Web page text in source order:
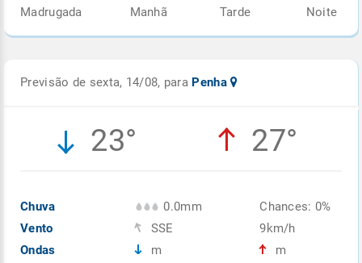
Madrugada Manhã Tarde Noite
Previsão de sexta, 14/08, para Penha
23° 27°
Chuva
Vento
Ondas
0.0mm
SSE
m
Chances: 0%
9km/h
m